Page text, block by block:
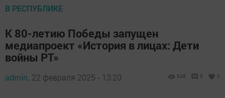
В РЕСПУБЛИКЕ
К 80-летию Победы запущен
медиапроект «История в лицах: Дети
войны РТ»
admin, 22 февраля 2025 - 13:20 546 0 0